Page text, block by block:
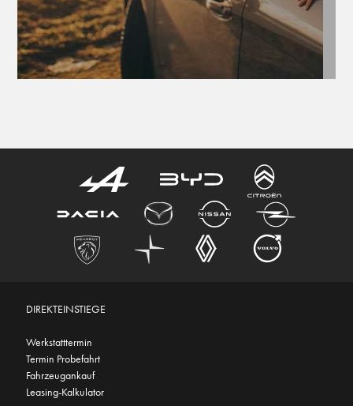
DIREKTEINSTIEGE
Werkstatttermin
Termin Probefahrt
Fahrzeugankauf
Leasing-Kalkulator